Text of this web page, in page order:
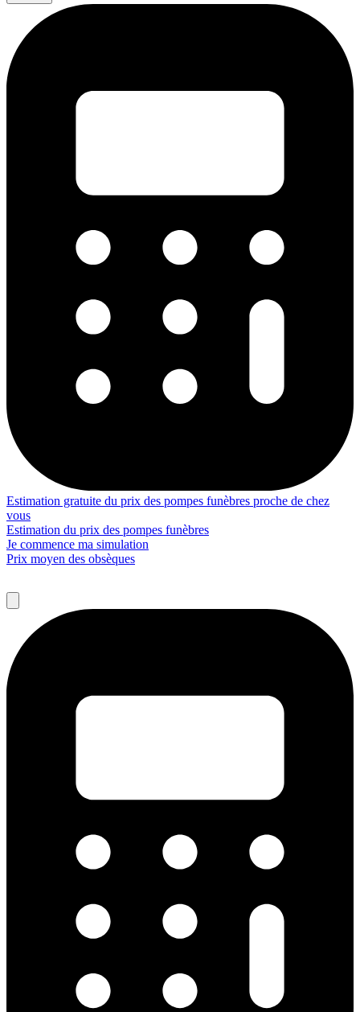
Estimation gratuite du prix des pompes funèbres proche de chez
vous
Estimation du prix des pompes funèbres
Je commence ma simulation
Prix moyen des obsèques